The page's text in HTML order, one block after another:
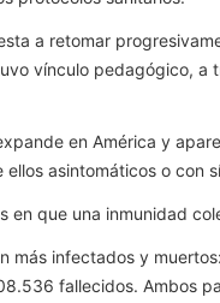
a retomar
vínculo pedagógico,
en América y
asintomáticos o con
en que una inmunidad
más infectados y
fallecidos. Ambos